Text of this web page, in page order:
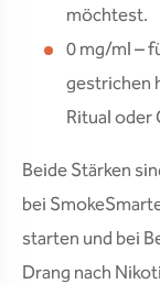
möchtest.
0 mg/ml –
gestrichen
Ritual
Beide Stärken
bei
starten und bei
Drang nach